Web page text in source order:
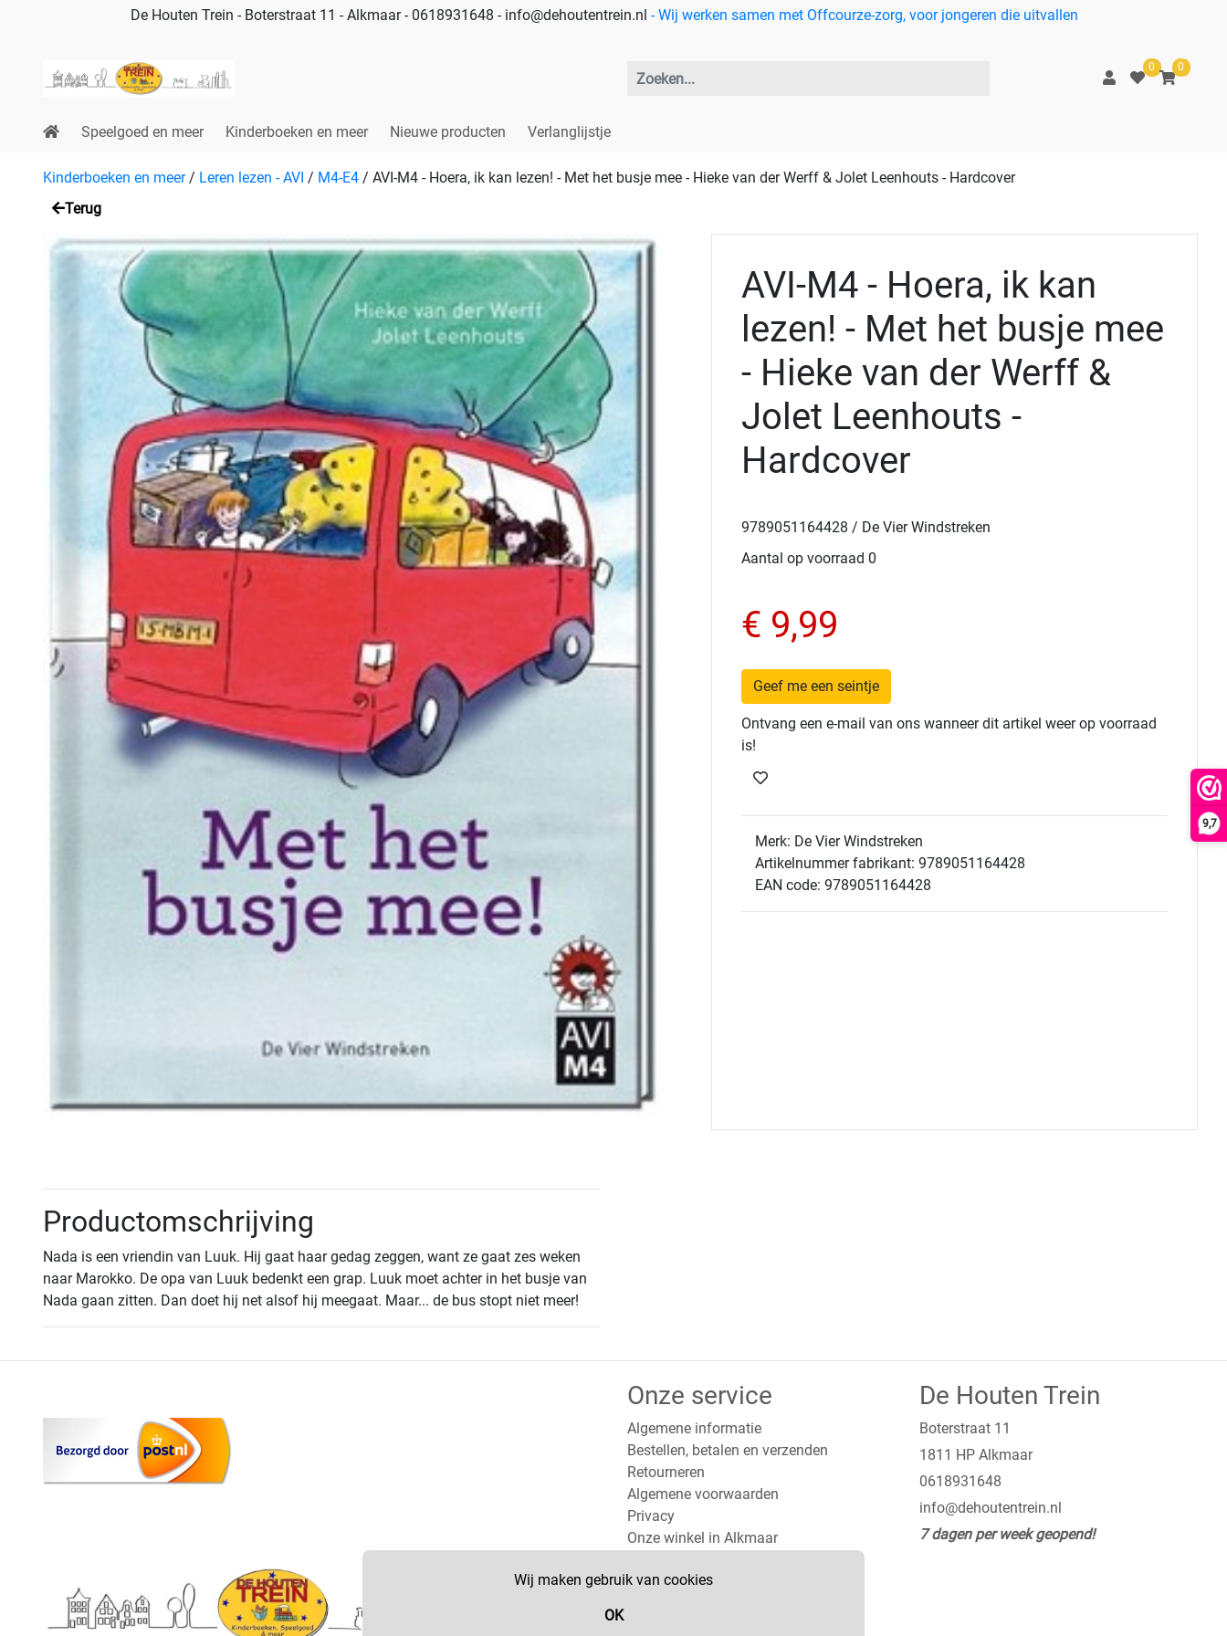
9,7
Wij maken gebruik van cookies
OK
De Houten Trein - Boterstraat 11 - Alkmaar - 0618931648 - info@dehoutentrein.nl - Wij werken samen met Offcourze-zorg, voor jongeren die uitvallen
0 0
Speelgoed en meer Kinderboeken en meer Nieuwe producten Verlanglijstje
Kinderboeken en meer / Leren lezen - AVI / M4-E4 / AVI-M4 - Hoera, ik kan lezen! - Met het busje mee - Hieke van der Werff & Jolet Leenhouts - Hardcover
Terug
AVI-M4 - Hoera, ik kan
lezen! - Met het busje mee
- Hieke van der Werff &
Jolet Leenhouts -
Hardcover
9789051164428 / De Vier Windstreken
Aantal op voorraad 0
€ 9,99
Geef me een seintje
Ontvang een e-mail van ons wanneer dit artikel weer op voorraad
is!
Merk: De Vier Windstreken
Artikelnummer fabrikant: 9789051164428
EAN code: 9789051164428
Productomschrijving
Nada is een vriendin van Luuk. Hij gaat haar gedag zeggen, want ze gaat zes weken
naar Marokko. De opa van Luuk bedenkt een grap. Luuk moet achter in het busje van
Nada gaan zitten. Dan doet hij net alsof hij meegaat. Maar... de bus stopt niet meer!
Onze service
Algemene informatie
Bestellen, betalen en verzenden
Retourneren
Algemene voorwaarden
Privacy
Onze winkel in Alkmaar
De Houten Trein
Boterstraat 11
1811 HP Alkmaar
0618931648
info@dehoutentrein.nl
7 dagen per week geopend!